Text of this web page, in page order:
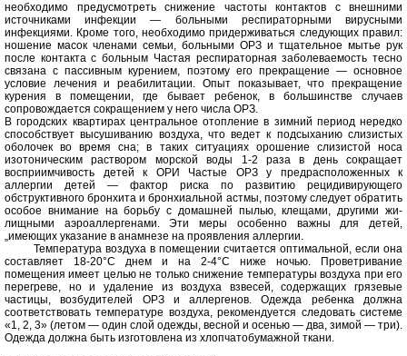
необходимо предусмотреть сни­жение частоты контактов с внешними
источниками инфекции — больными респираторными вирусными
инфекциями. Кроме того, необходимо придерживаться следующих правил:
ношение масок членами семьи, больными ОРЗ и тщательное мытье рук
после контакта с больным Частая респираторная заболевае­мость тесно
связана с пассивным курением, поэтому его пре­кращение — основное
условие лечения и реабилитации. Опыт показывает, что прекращение
курения в помещении, где бывает ребенок, в большинстве случаев
сопровождается сокращением у него числа ОРЗ.
В городских квартирах центральное отопление в зимний пе­риод нередко
способствует высушиванию воздуха, что ведет к подсыханию слизистых
оболочек во время сна; в таких ситуаци­ях орошение слизистой носа
изотоническим раствором морской воды 1-2 раза в день сокращает
восприимчивость детей к ОРИ Частые ОРЗ у предрасположенных к
аллергии детей — фак­тор риска по развитию рецидивирующего
обструктивного брон­хита и бронхиальной астмы, поэтому следует обратить
особое внимание на борьбу с домашней пылью, клещами, другими жи­
лищными аэроаллергенами. Эти меры особенно важны для детей,
„имеющих указание в анамнезе на проявления аллергии.
Температура воздуха в помещении считается оптималь­ной, если она
составляет 18-20°С днем и на 2-4°С ниже ночью. Проветривание
помещения имеет целью не только снижение температуры воздуха при его
перегреве, но и удаление из воз­духа взвесей, содержащих грязевые
частицы, возбудителей ОРЗ и аллергенов. Одежда ребенка должна
соответствовать темпе­ратуре воздуха, рекомендуется следовать системе
«1, 2, 3» (ле­том — один слой одежды, весной и осенью — два, зимой — три).
Одежда должна быть изготовлена из хлопчатобумажной ткани.